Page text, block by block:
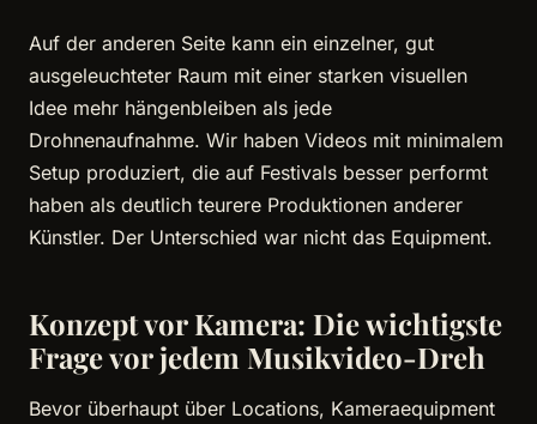
Auf der anderen Seite kann ein einzelner, gut
ausgeleuchteter Raum mit einer starken visuellen
Idee mehr hängenbleiben als jede
Drohnenaufnahme. Wir haben Videos mit minimalem
Setup produziert, die auf Festivals besser performt
haben als deutlich teurere Produktionen anderer
Künstler. Der Unterschied war nicht das Equipment.
Konzept vor Kamera: Die wichtigste
Frage vor jedem Musikvideo-Dreh
Bevor überhaupt über Locations, Kameraequipment